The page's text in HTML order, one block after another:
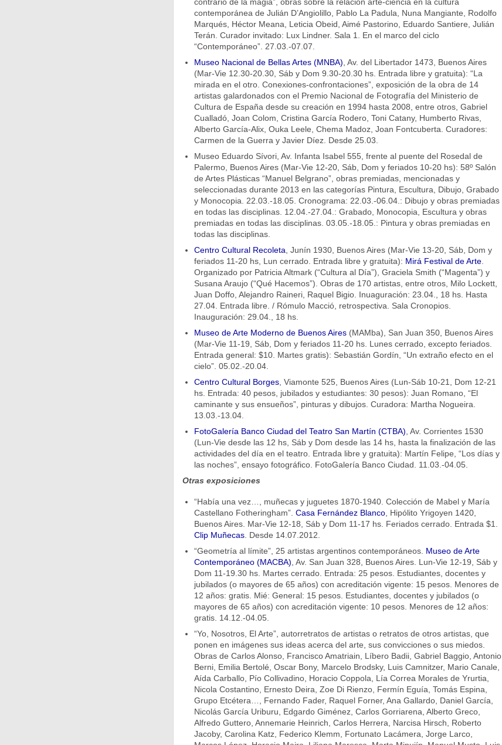
contemporánea de Julián D’Angiolillo, Pablo La Padula, Nuna Mangiante, Rodolfo
Marqués, Héctor Meana, Leticia Obeid, Aimé Pastorino, Eduardo Santiere, Julián
Terán. Curador invitado: Lux Lindner. Sala 1. En el marco del ciclo
“Contemporáneo”. 27.03.-07.07.
Museo Nacional de Bellas Artes (MNBA) , Av. del Libertador 1473, Buenos Aires
(Mar-Vie 12.30-20.30, Sáb y Dom 9.30-20.30 hs. Entrada libre y gratuita): “La
mirada en el otro. Conexiones-confrontaciones”, exposición de la obra de 14
artistas galardonados con el Premio Nacional de Fotografía del Ministerio de
Cultura de España desde su creación en 1994 hasta 2008, entre otros, Gabriel
Cualladó, Joan Colom, Cristina García Rodero, Toni Catany, Humberto Rivas,
Alberto García-Alix, Ouka Leele, Chema Madoz, Joan Fontcuberta. Curadores:
Carmen de la Guerra y Javier Díez. Desde 25.03.
Museo Eduardo Sívori, Av. Infanta Isabel 555, frente al puente del Rosedal de
Palermo, Buenos Aires (Mar-Vie 12-20, Sáb, Dom y feriados 10-20 hs): 58º Salón
de Artes Plásticas “Manuel Belgrano”, obras premiadas, mencionadas y
seleccionadas durante 2013 en las categorías Pintura, Escultura, Dibujo, Grabado
y Monocopia. 22.03.-18.05. Cronograma: 22.03.-06.04.: Dibujo y obras premiadas
en todas las disciplinas. 12.04.-27.04.: Grabado, Monocopia, Escultura y obras
premiadas en todas las disciplinas. 03.05.-18.05.: Pintura y obras premiadas en
todas las disciplinas.
Centro Cultural Recoleta , Junín 1930, Buenos Aires (Mar-Vie 13-20, Sáb, Dom y
feriados 11-20 hs, Lun cerrado. Entrada libre y gratuita): Mirá Festival de Arte.
Organizado por Patricia Altmark (“Cultura al Día”), Graciela Smith (“Magenta”) y
Susana Araujo (“Qué Hacemos”). Obras de 170 artistas, entre otros, Milo Lockett,
Juan Doffo, Alejandro Raineri, Raquel Bigio. Inuaguración: 23.04., 18 hs. Hasta
27.04. Entrada libre. / Rómulo Macció, retrospectiva. Sala Cronopios.
Inauguración: 29.04., 18 hs.
Museo de Arte Moderno de Buenos Aires(MAMba), San Juan 350, Buenos Aires
(Mar-Vie 11-19, Sáb, Dom y feriados 11-20 hs. Lunes cerrado, excepto feriados.
Entrada general: $10. Martes gratis): Sebastián Gordín, “Un extraño efecto en el
cielo”. 05.02.-20.04.
Centro Cultural Borges, Viamonte 525, Buenos Aires (Lun-Sáb 10-21, Dom 12-21
hs. Entrada: 40 pesos, jubilados y estudiantes: 30 pesos): Juan Romano, “El
caminante y sus ensueños”, pinturas y dibujos. Curadora: Martha Nogueira.
13.03.-13.04.
FotoGalería Banco Ciudad del Teatro San Martín (CTBA) , Av. Corrientes 1530
(Lun-Vie desde las 12 hs, Sáb y Dom desde las 14 hs, hasta la finalización de las
actividades del día en el teatro. Entrada libre y gratuita): Martín Felipe, “Los días y
las noches”, ensayo fotográfico. FotoGalería Banco Ciudad. 11.03.-04.05.
Otras exposiciones
“Había una vez…, muñecas y juguetes 1870-1940. Colección de Mabel y María
Castellano Fotheringham”. Casa Fernández Blanco, Hipólito Yrigoyen 1420,
Buenos Aires. Mar-Vie 12-18, Sáb y Dom 11-17 hs. Feriados cerrado. Entrada $1.
Clip Muñecas. Desde 14.07.2012.
“Geometría al límite”, 25 artistas argentinos contemporáneos. Museo de Arte
Contemporáneo (MACBA) , Av. San Juan 328, Buenos Aires. Lun-Vie 12-19, Sáb y
Dom 11-19.30 hs. Martes cerrado. Entrada: 25 pesos. Estudiantes, docentes y
jubilados (o mayores de 65 años) con acreditación vigente: 15 pesos. Menores de
12 años: gratis. Mié: General: 15 pesos. Estudiantes, docentes y jubilados (o
mayores de 65 años) con acreditación vigente: 10 pesos. Menores de 12 años:
gratis. 14.12.-04.05.
“Yo, Nosotros, El Arte”, autorretratos de artistas o retratos de otros artistas, que
ponen en imágenes sus ideas acerca del arte, sus convicciones o sus miedos.
Obras de Carlos Alonso, Francisco Amatriain, Líbero Badii, Gabriel Baggio, Antonio
Berni, Emilia Bertolé, Oscar Bony, Marcelo Brodsky, Luis Camnitzer, Mario Canale,
Aída Carballo, Pío Collivadino, Horacio Coppola, Lía Correa Morales de Yrurtia,
Nicola Costantino, Ernesto Deira, Zoe Di Rienzo, Fermín Eguía, Tomás Espina,
Grupo Etcétera…, Fernando Fader, Raquel Forner, Ana Gallardo, Daniel García,
Nicolás García Uriburu, Edgardo Giménez, Carlos Gorriarena, Alberto Greco,
Alfredo Guttero, Annemarie Heinrich, Carlos Herrera, Narcisa Hirsch, Roberto
Jacoby, Carolina Katz, Federico Klemm, Fortunato Lacámera, Jorge Larco,